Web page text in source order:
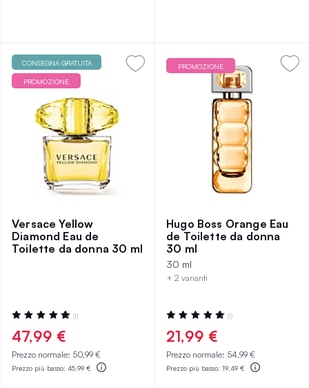
CONSEGNA GRATUITA
PROMOZIONE
Versace Yellow
Diamond Eau de
Toilette da donna 30 ml
Valutazione:
100%
(1)
47,99 €
Prezzo normale: 50,99 €
Prezzo più basso: 45,99 €
PROMOZIONE
Hugo Boss Orange Eau
de Toilette da donna
30 ml
30 ml
+ 2 varianti
Valutazione:
100%
(1)
21,99 €
Prezzo normale: 54,99 €
Prezzo più basso: 19,49 €